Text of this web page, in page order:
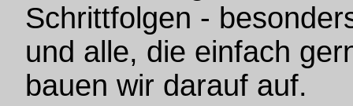
Schrittfolgen -
und alle, die einfach
bauen wir darauf auf.